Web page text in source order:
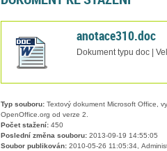
anotace310.doc
Dokument typu doc |
Typ souboru:Textový dokument Microsoft Office,
OpenOffice.org od verze 2.
Počet stažení:450
Poslední změna souboru:2013-09-19 14:55:05
Soubor publikován:2010-05-26 11:05:34,